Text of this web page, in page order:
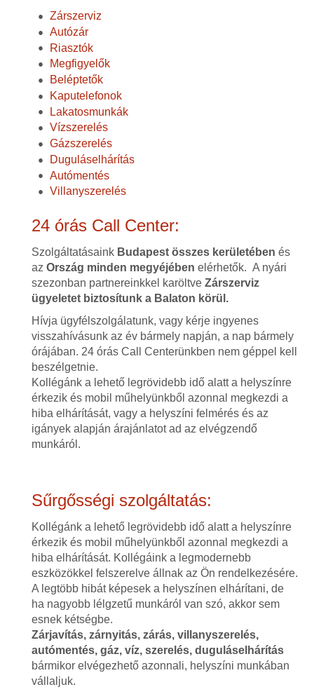
Zárszerviz
Autózár
Riasztók
Megfigyelők
Beléptetők
Kaputelefonok
Lakatosmunkák
Vízszerelés
Gázszerelés
Duguláselhárítás
Autómentés
Villanyszerelés
24 órás Call Center:
Szolgáltatásaink Budapest összes kerületében és
az Ország minden megyéjében elérhetők. A nyári
szezonban partnereinkkel karöltve Zárszerviz
ügyeletet biztosítunk a Balaton körül.
Hívja ügyfélszolgálatunk, vagy kérje ingyenes
visszahívásunk az év bármely napján, a nap bármely
órájában. 24 órás Call Centerünkben nem géppel kell
beszélgetnie.
Kollégánk a lehető legrövidebb idő alatt a helyszínre
érkezik és mobil műhelyünkből azonnal megkezdi a
hiba elhárítását, vagy a helyszíni felmérés és az
igányek alapján árajánlatot ad az elvégzendő
munkáról.
Sűrgősségi szolgáltatás:
Kollégánk a lehető legrövidebb idő alatt a helyszínre
érkezik és mobil műhelyünkből azonnal megkezdi a
hiba elhárítását. Kollégáink a legmodernebb
eszközökkel felszerelve állnak az Ön rendelkezésére.
A legtöbb hibát képesek a helyszínen elhárítani, de
ha nagyobb lélgzetű munkáról van szó, akkor sem
esnek kétségbe.
Zárjavítás, zárnyitás, zárás, villanyszerelés,
autómentés, gáz, víz, szerelés, duguláselhárítás
bármikor elvégezhető azonnali, helyszíni munkában
vállaljuk.